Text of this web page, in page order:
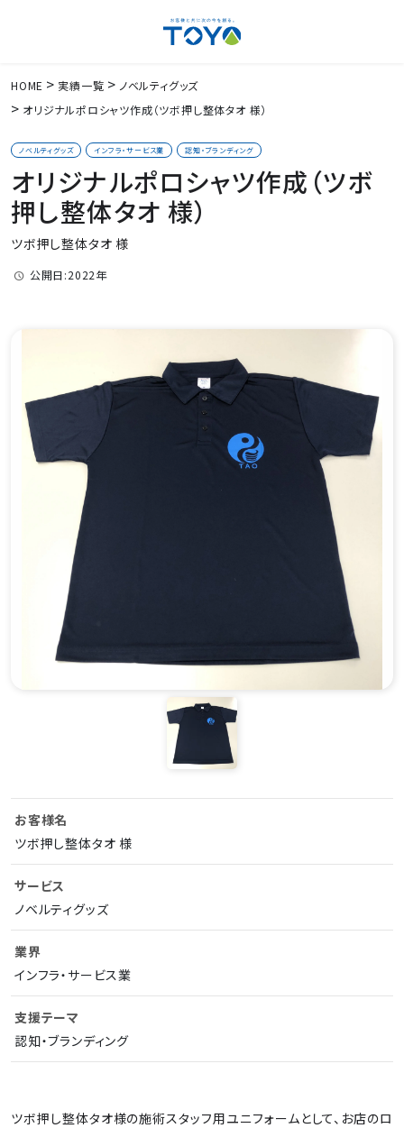
HOME 実績一覧
ノベルティグッズ
オリジナルポロシャツ作成（ツボ押し整体タオ 様）
ノベルティグッズ インフラ・サービス業 認知・ブランディング
オリジナルポロシャツ作成（ツボ
押し整体タオ 様）
ツボ押し整体タオ 様
公開日:2022年
お客様名
ツボ押し整体タオ 様
サービス
ノベルティグッズ
業界
インフラ・サービス業
支援テーマ
認知・ブランディング
ツボ押し整体タオ様の施術スタッフ用ユニフォームとして、お店のロ